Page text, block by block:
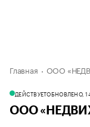
Главная ООО
ДЕЙСТВУЕТОБНОВЛЕНО,
ООО